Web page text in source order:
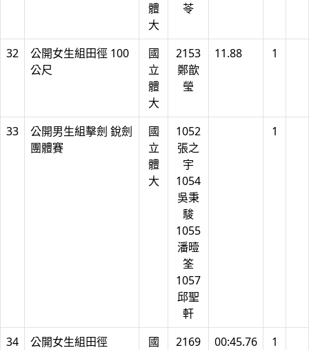
體
大
苓
32
公開女生組田徑 100
公尺
國
立
體
大
2153
鄭歆
瑩
11.88 1
33
公開男生組擊劍 銳劍
團體賽
國
立
體
大
1052
張之
宇
1054
吳秉
駿
1055
潘曀
筌
1057
邱聖
軒
1
34
公開女生組田徑
國
2169
00:45.76 1